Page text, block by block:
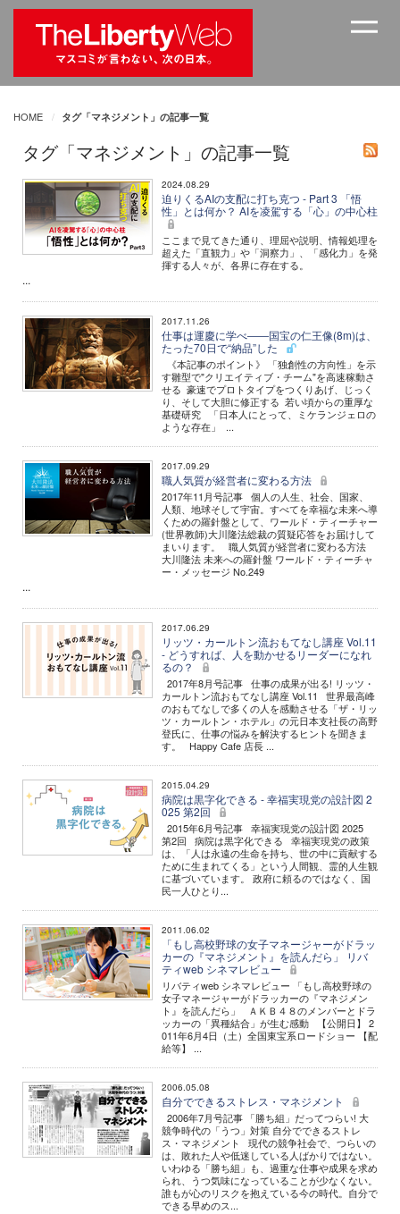
HOME タグ「マネジメント」の記事一覧
タグ「マネジメント」の記事一覧
2024.08.29
迫りくるAIの支配に打ち克つ - Part 3 「悟
性」とは何か？ AIを凌駕する「心」の中心柱
ここまで見てきた通り、理屈や説明、情報処理を
超えた「直観力」や「洞察力」、「感化力」を発
揮する人々が、各界に存在する。
...
2017.11.26
仕事は運慶に学べ――国宝の仁王像(8m)は、
たった70日で“納品”した
《本記事のポイント》 「独創性の方向性」を示
す雛型で"クリエイティブ・チーム"を高速稼動さ
せる 豪速でプロトタイプをつくりあげ、じっく
り、そして大胆に修正する 若い頃からの重厚な
基礎研究 「日本人にとって、ミケランジェロの
ような存在」 ...
2017.09.29
職人気質が経営者に変わる方法
2017年11月号記事 個人の人生、社会、国家、
人類、地球そして宇宙。すべてを幸福な未来へ導
くための羅針盤として、ワールド・ティーチャー
(世界教師)大川隆法総裁の質疑応答をお届けして
まいります。 職人気質が経営者に変わる方法
大川隆法 未来への羅針盤 ワールド・ティーチャ
ー・メッセージ No.249
...
2017.06.29
リッツ・カールトン流おもてなし講座 Vol.11
- どうすれば、人を動かせるリーダーになれ
るの？
2017年8月号記事 仕事の成果が出る! リッツ・
カールトン流おもてなし講座 Vol.11 世界最高峰
のおもてなしで多くの人を感動させる「ザ・リッ
ツ・カールトン・ホテル」の元日本支社長の高野
登氏に、仕事の悩みを解決するヒントを聞きま
す。 Happy Cafe 店長 ...
2015.04.29
病院は黒字化できる - 幸福実現党の設計図 2
025 第2回
2015年6月号記事 幸福実現党の設計図 2025
第2回 病院は黒字化できる 幸福実現党の政策
は、「人は永遠の生命を持ち、世の中に貢献する
ために生まれてくる」という人間観、霊的人生観
に基づいています。 政府に頼るのではなく、国
民一人ひとり...
2011.06.02
「もし高校野球の女子マネージャーがドラッ
カーの『マネジメント』を読んだら」 リバ
ティweb シネマレビュー
リバティweb シネマレビュー 「もし高校野球の
女子マネージャーがドラッカーの『マネジメン
ト』を読んだら」 ＡＫＢ４８のメンバーとドラ
ッカーの「異種結合」が生む感動 【公開日】 2
011年6月4日（土）全国東宝系ロードショー 【配
給等】 ...
2006.05.08
自分でできるストレス・マネジメント
2006年7月号記事 「勝ち組」だってつらい! 大
競争時代の「うつ」対策 自分でできるストレ
ス・マネジメント 現代の競争社会で、つらいの
は、敗れた人や低迷している人ばかりではない。
いわゆる「勝ち組」も、過重な仕事や成果を求め
られ、うつ気味になっていることが少なくない。
誰もが心のリスクを抱えている今の時代。自分で
できる早めのス...